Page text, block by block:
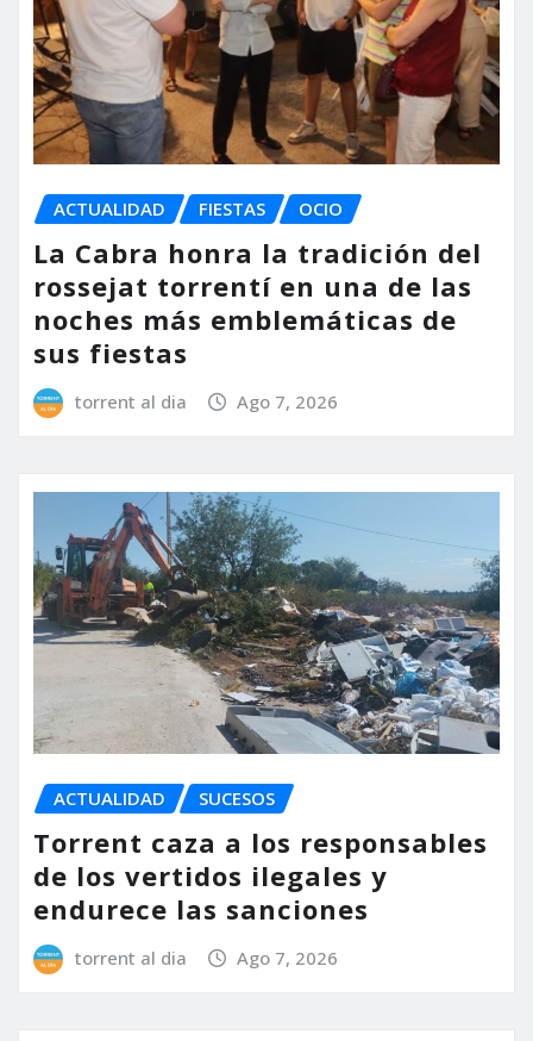
ACTUALIDAD FIESTAS OCIO
La Cabra honra la tradición del
rossejat torrentí en una de las
noches más emblemáticas de
sus fiestas
torrent al dia Ago 7, 2026
ACTUALIDAD SUCESOS
Torrent caza a los responsables
de los vertidos ilegales y
endurece las sanciones
torrent al dia Ago 7, 2026